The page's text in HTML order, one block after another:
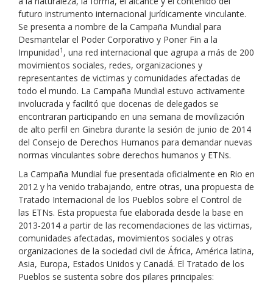
futuro instrumento internacional jurídicamente vinculante.
Se presenta a nombre de la Campaña Mundial para
Desmantelar el Poder Corporativo y Poner Fin a la
Impunidad1 , una red internacional que agrupa a más de 200
movimientos sociales, redes, organizaciones y
representantes de victimas y comunidades afectadas de
todo el mundo. La Campaña Mundial estuvo activamente
involucrada y facilitó que docenas de delegados se
encontraran participando en una semana de movilización
de alto perfil en Ginebra durante la sesión de junio de 2014
del Consejo de Derechos Humanos para demandar nuevas
normas vinculantes sobre derechos humanos y ETNs.
La Campaña Mundial fue presentada oficialmente en Rio en
2012 y ha venido trabajando, entre otras, una propuesta de
Tratado Internacional de los Pueblos sobre el Control de
las ETNs. Esta propuesta fue elaborada desde la base en
2013-2014 a partir de las recomendaciones de las victimas,
comunidades afectadas, movimientos sociales y otras
organizaciones de la sociedad civil de África, América latina,
Asia, Europa, Estados Unidos y Canadá. El Tratado de los
Pueblos se sustenta sobre dos pilares principales: